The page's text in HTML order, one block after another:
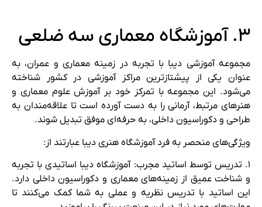
۳. آموزشگاه معماری سه ضلعی
مجموعه آموزشی دیبا با تجربه در زمینه معماری و عمران، به
عنوان یکی از پیشتازترین مراکز آموزشی در کشور شناخته
می‌شود. این مجموعه با تمرکز خود بر آموزش علوم معماری و
هنرهای مرتبط، آرمانی را به دست آورده است تا علاقه‌مندان به
طراحی و دکوراسیون داخلی، به حرفه‌ای موفق تبدیل شوند.
ویژگی‌های منحصر به فرد آموزشگاه هنری دیبا عبارتند از:
۱. تدریس توسط اساتید مجرب: آموزشگاه دیبا اساتیدی با تجربه
و شناخت عمیق از زمینه‌های معماری و دکوراسیون داخلی دارد.
این اساتید با تدریس نظریه و عملی به شما کمک می‌کنند تا